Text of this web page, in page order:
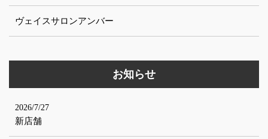
ヴェイスサロンアンバー
お知らせ
2026/7/27
新店舗